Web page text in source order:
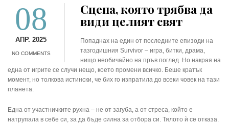
08
АПР. 2025
NO COMMENTS
Сцена, която трябва да
види целият свят
Попаднах на един от последните епизоди на
тазгодишния Survivor – игра, битки, драма,
нищо необичайно на пръв поглед. Но накрая на
една от игрите се случи нещо, което промени всичко. Беше кратък
момент, но толкова истински, че бих го изпратила до всеки човек на тази
планета.
Една от участничките рухна – не от загуба, а от стреса, който е
натрупала в себе си, за да бъде силна за отбора си. Тялото ѝ се отказа.